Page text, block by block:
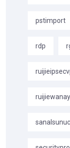
pstimport
rdp